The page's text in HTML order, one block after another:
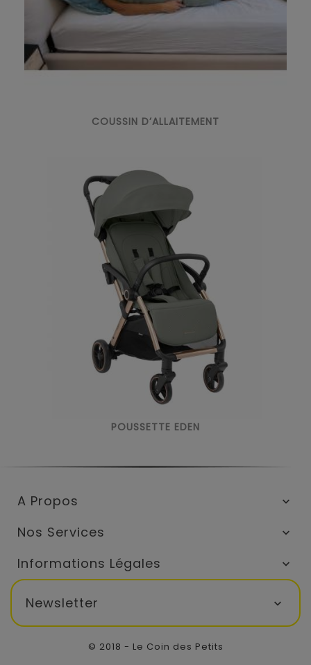
COUSSIN D’ALLAITEMENT
POUSSETTE EDEN
A Propos 
Nos Services 
Informations Légales 
Newsletter 
© 2018 - Le Coin des Petits